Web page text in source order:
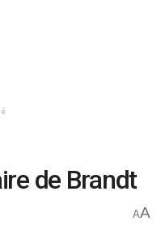
de Brandt
AA